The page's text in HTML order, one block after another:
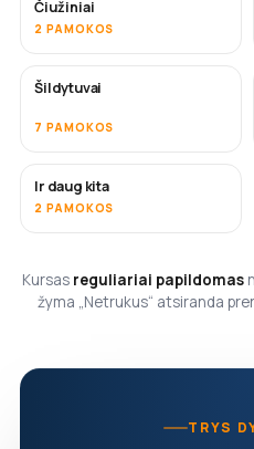
Čiužiniai
2 PAMOKOS
NETRUKUS
Šildytuvai
7 PAMOKOS
NETRUKUS
Ir daug kita
2 PAMOKOS
Kursas reguliariai papildomas
žyma „Netrukus“ atsiranda
TRYS